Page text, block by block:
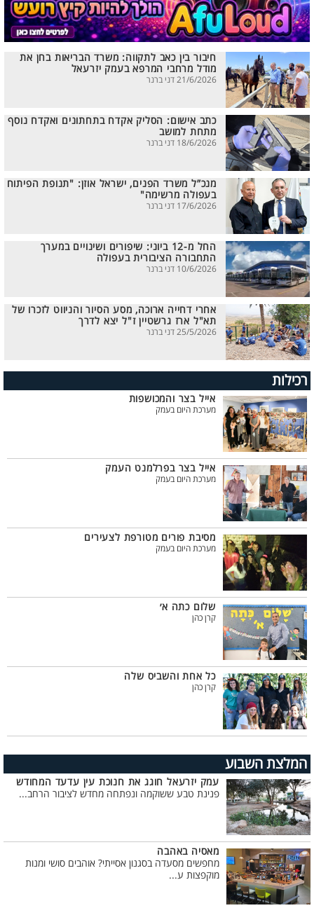
חיבור בין כאב לתקווה: משרד הבריאות בחן את
מודל מרחבי המרפא בעמק יזרעאל
21/6/2026 דני ברנר
כתב אישום: הסליק אקדח בתחתונים ואקדח נוסף
מתחת למושב
18/6/2026 דני ברנר
מנכ”ל משרד הפנים, ישראל אוזן: "תנופת הפיתוח
בעפולה מרשימה"
17/6/2026 דני ברנר
החל מ-12 ביוני: שיפורים ושינויים במערך
התחבורה הציבורית בעפולה
10/6/2026 דני ברנר
אחרי דחייה ארוכה, מסע הסיור והניווט לזכרו של
תא"ל ארז גרשטיין ז"ל יצא לדרך
25/5/2026 דני ברנר
רכילות
אייל בצר והמכושפות
מערכת היום בעמק
אייל בצר בפרלמנט העמק
מערכת היום בעמק
מסיבת פורים מטורפת לצעירים
מערכת היום בעמק
שלום כתה א׳
קרן כהן
כל אחת והשביס שלה
קרן כהן
המלצת השבוע
עמק יזרעאל חוגג את חנוכת עין עדעד המחודש
פנינת טבע ששוקמה ונפתחה מחדש לציבור הרחב...
מאסיה באהבה
מחפשים מסעדה בסגנון אסייתי? אוהבים סושי ומנות
מוקפצות ע...